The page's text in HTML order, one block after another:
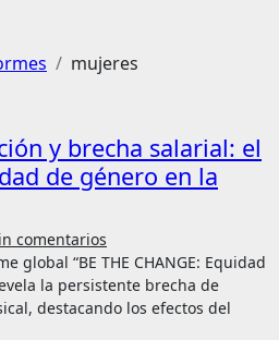
mujeres
y brecha salarial: el
de género en la
comentarios
la persistente brecha de
destacando los efectos del